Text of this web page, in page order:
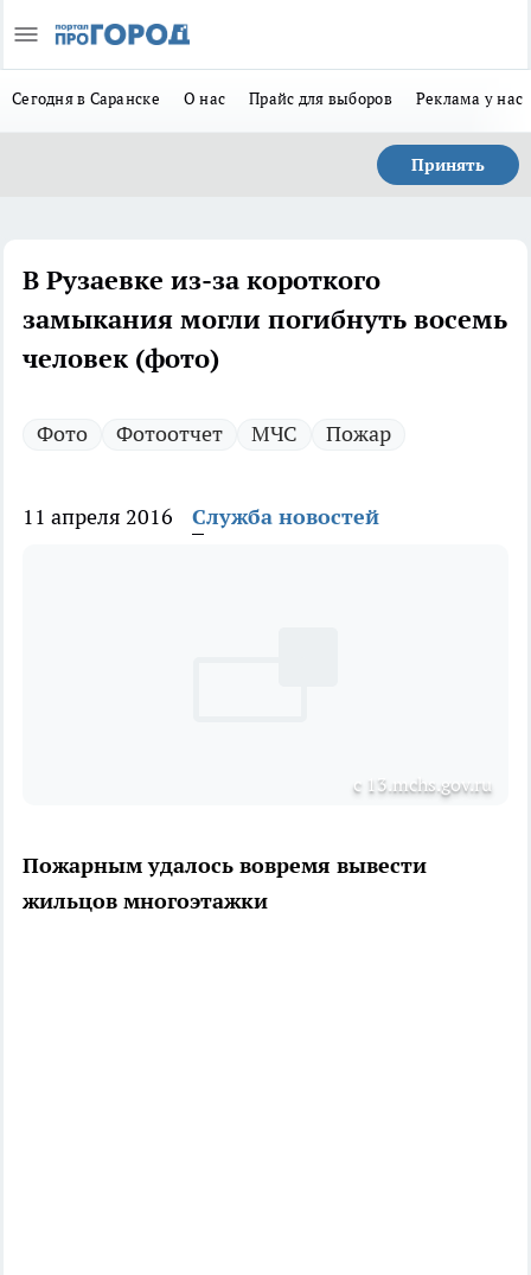
Сегодня в Саранске О нас Прайс для выборов Реклама у нас
Принять
В Рузаевке из-за короткого
замыкания могли погибнуть восемь
человек (фото)
Фото Фотоотчет МЧС Пожар
11 апреля 2016 Служба новостей
с 13.mchs.gov.ru
Пожарным удалось вовремя вывести
жильцов многоэтажки